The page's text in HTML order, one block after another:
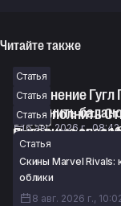
Читайте также
Статья
Пополнение Гугл
пополнить
6 авг. 2026 г., 08:42
Статья
Как пополнить
выгодные
5 авг. 2026 г., 15:52
Статья
День рождения
контейнеры,
5 авг. 2026 г., 11:23
Статьи
Статья
Скины Marvel Rivals:
облики
8 авг. 2026 г.,